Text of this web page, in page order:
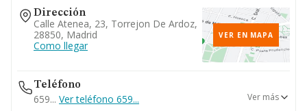
Dirección
Calle Atenea, 23, Torrejon De Ardoz,
28850, Madrid
Como llegar
VER EN MAPA
Teléfono
659... Ver teléfono 659... Ver más